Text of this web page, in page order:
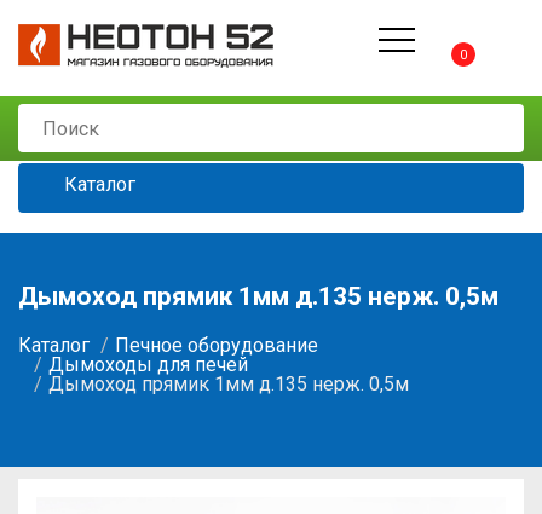
0
Каталог
Дымоход прямик 1мм д.135 нерж. 0,5м
Каталог
Печное оборудование
Дымоходы для печей
Дымоход прямик 1мм д.135 нерж. 0,5м